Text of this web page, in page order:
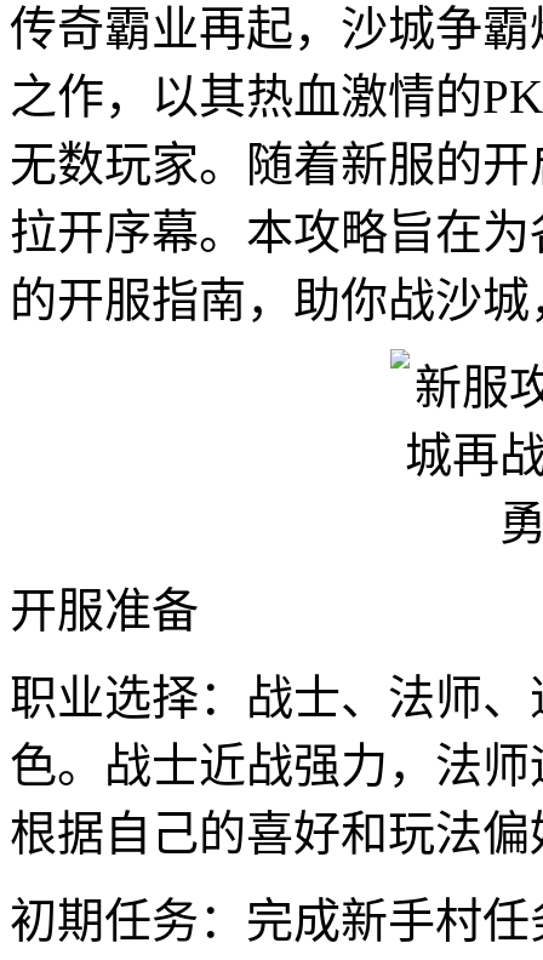
传奇霸业再起，沙城争
之作，以其热血激情的
无数玩家。随着新服的
拉开序幕。本攻略旨在
的开服指南，助你战沙
开服准备
职业选择：战士、法师
色。战士近战强力，法
根据自己的喜好和玩法
初期任务：完成新手村